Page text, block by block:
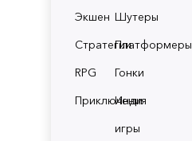
Экшен Шутеры
СтратегииПлатформеры
RPG
Гонки
Приключения
Инди
игры